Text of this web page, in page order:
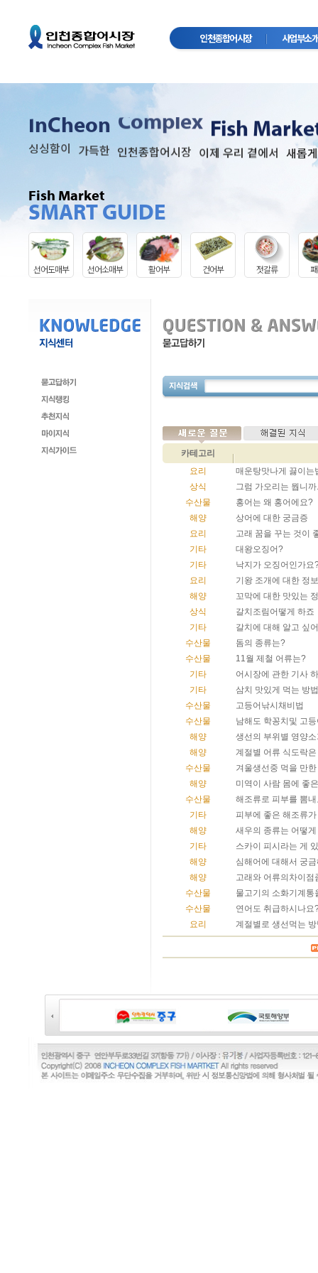
인천종합어시장 사업부소개
InCheon Complex Fish
싱싱함이 가득한 인천종합어시장 이제 우리 곁에서 새롭
Fish Market
SMART GUIDE
선어도매부 선어소매부 활어부 건어부 젓갈류
카테고리
요리
매운탕맛나게 끓이는
상식
그럼 가오리는 뭡니까
수산물
홍어는 왜 홍어에요?
해양
상어에 대한 궁금증
요리
고래 꿈을 꾸는 것이
기타
대왕오징어?
기타
낙지가 오징어인가요
요리
기왕 조개에 대한 정
해양
꼬막에 대한 맛있는
상식
갈치조림어떻게 하죠
기타
갈치에 대해 알고 싶
수산물
돔의 종류는?
수산물
11월 제철 어류는?
기타
어시장에 관한 기사
기타
삼치 맛있게 먹는 방
수산물
고등어낚시채비법
수산물
남해도 학꽁치및 고
해양
생선의 부위별 영양
해양
계절별 어류 식도락
수산물
겨울생선중 먹을 만
해양
미역이 사람 몸에 좋
수산물
해조류로 피부를 뽐
기타
피부에 좋은 해조류
해양
새우의 종류는 어떻
기타
스카이 피시라는 게
해양
심해어에 대해서 궁
해양
고래와 어류의차이점
수산물
물고기의 소화기계통
수산물
연어도 취급하시나요
요리
계절별로 생선먹는